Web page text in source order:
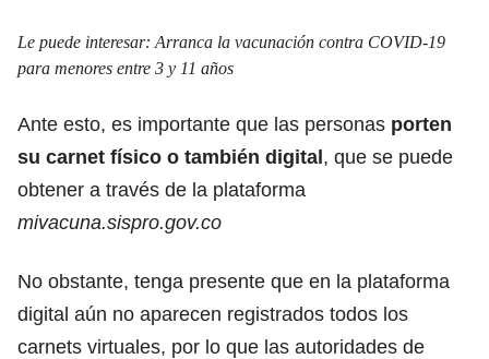
Le puede interesar: Arranca la vacunación contra COVID-19
para menores entre 3 y 11 años
Ante esto, es importante que las personas porten
su carnet físico o también digital, que se puede
obtener a través de la plataforma
mivacuna.sispro.gov.co
No obstante, tenga presente que en la plataforma
digital aún no aparecen registrados todos los
carnets virtuales, por lo que las autoridades de